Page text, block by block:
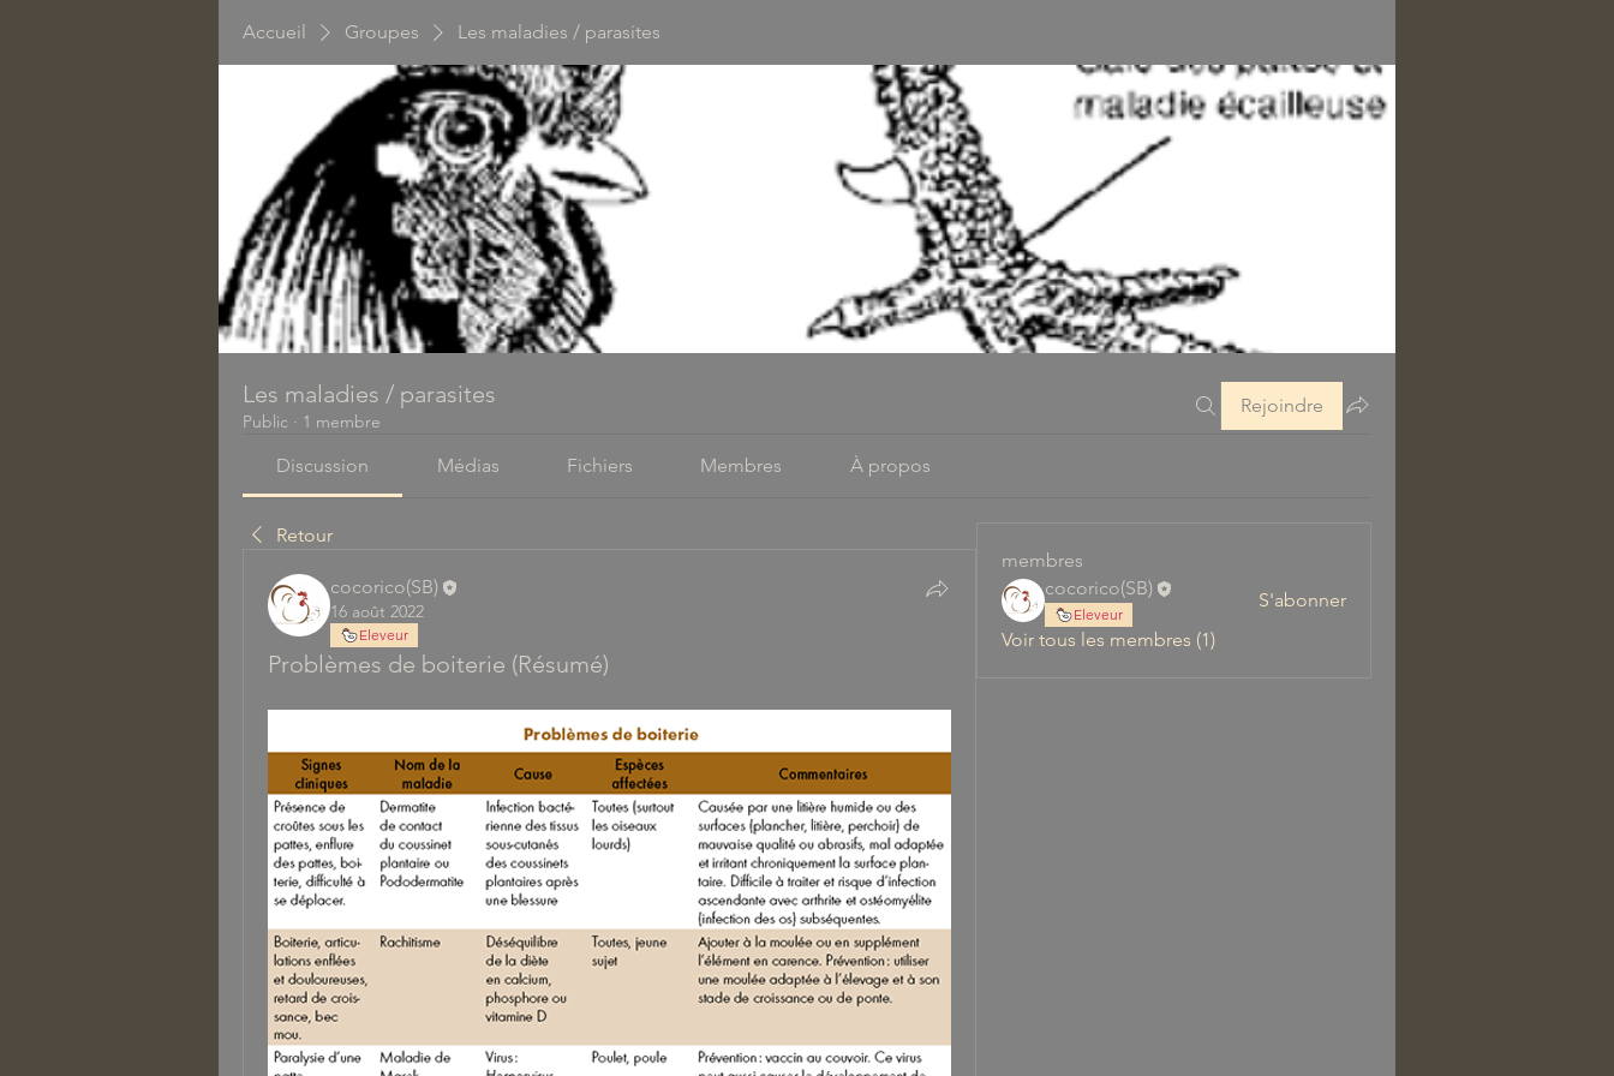
Accueil Groupes Les maladies / parasites
Les maladies / parasites
Public · 1 membre
Rejoindre
Discussion Médias Fichiers Membres À propos
Retour
cocorico(SB)
16 août 2022
Eleveur
Problèmes de boiterie (Résumé)
membres
cocorico(SB)
Eleveur
S'abonner
Voir tous les membres (1)